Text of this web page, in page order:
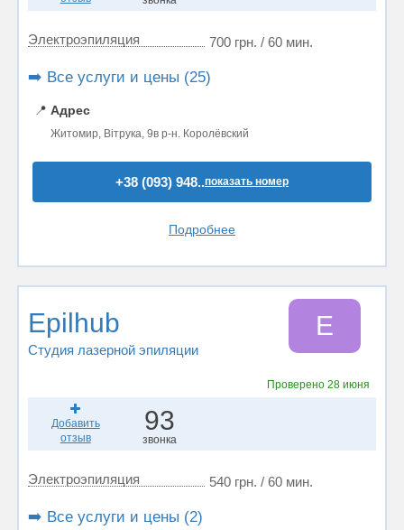
Электроэпиляция 700 грн. / 60 мин.
➡️ Все услуги и цены (25)
📍 Адрес
Житомир, Вітрука, 9в р-н. Королёвский
+38 (093) 948..показать номер
Подробнее
Epilhub
Студия лазерной эпиляции
E
Проверено 28 июня
Добавить
отзыв
93
звонка
Электроэпиляция 540 грн. / 60 мин.
➡️ Все услуги и цены (2)